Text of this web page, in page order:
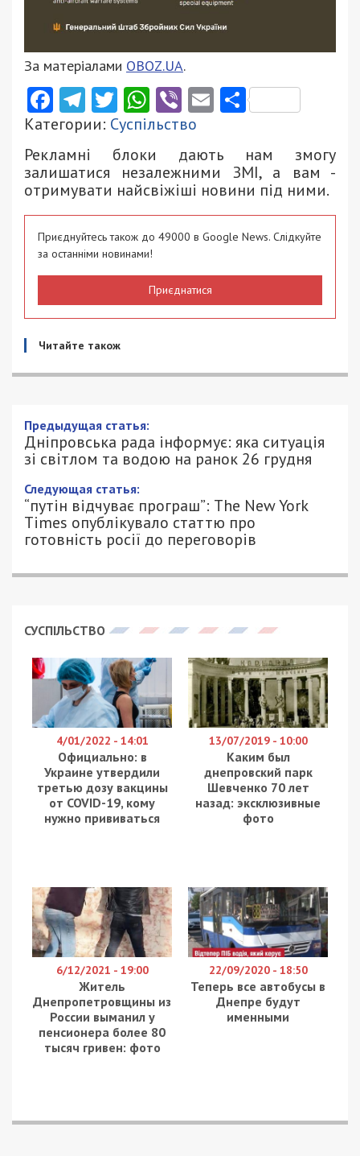
За матеріалами OBOZ.UA.
Facebook
Telegram
Twitter
WhatsApp
ViberEmail
Категории: Суспільство
Рекламні блоки дають нам змогу
залишатися незалежними ЗМІ, а вам -
отримувати найсвіжіші новини під ними.
Приєднуйтесь також до 49000 в Google News. Слідкуйте
за останніми новинами!
Приєднатися
Читайте також
Предыдущая статья:
Дніпровська рада інформує: яка ситуація
зі світлом та водою на ранок 26 грудня
Следующая статья:
“путін відчуває програш”: The New York
Times опублікувало статтю про
готовність росії до переговорів
СУСПІЛЬСТВО
4/01/2022 - 14:01
Официально: в
Украине утвердили
третью дозу вакцины
от COVID-19, кому
нужно прививаться
13/07/2019 - 10:00
Каким был
днепровский парк
Шевченко 70 лет
назад: эксклюзивные
фото
6/12/2021 - 19:00
Житель
Днепропетровщины из
России выманил у
пенсионера более 80
тысяч гривен: фото
22/09/2020 - 18:50
Теперь все автобусы в
Днепре будут
именными